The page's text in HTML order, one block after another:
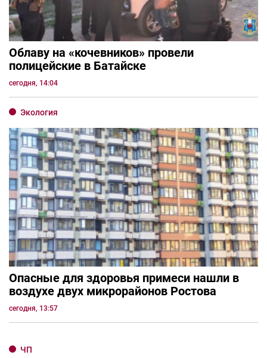
Облаву на «кочевников» провели
полицейские в Батайске
сегодня, 14:04
Экология
Опасные для здоровья примеси нашли в
воздухе двух микрорайонов Ростова
сегодня, 13:57
ЧП